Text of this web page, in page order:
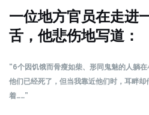
一位地方官员在走进
舌，他悲伤地写道：
“6个因饥饿而骨瘦如柴、形同鬼魅的人躺
他们已经死了，但当我靠近他们时，耳畔却
着……”